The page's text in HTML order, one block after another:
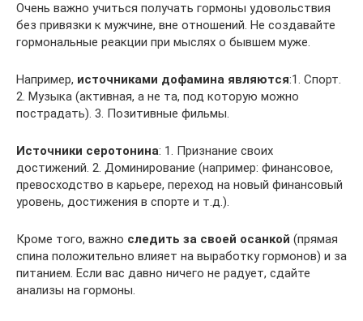
Очень важно учиться получать гормоны удовольствия
без привязки к мужчине, вне отношений. Не создавайте
гормональные реакции при мыслях о бывшем муже.
Например, источниками дофамина являются:1. Спорт.
2. Музыка (активная, а не та, под которую можно
пострадать). 3. Позитивные фильмы.
Источники серотонина: 1. Признание своих
достижений. 2. Доминирование (например: финансовое,
превосходство в карьере, переход на новый финансовый
уровень, достижения в спорте и т.д.).
Кроме того, важно следить за своей осанкой (прямая
спина положительно влияет на выработку гормонов) и за
питанием. Если вас давно ничего не радует, сдайте
анализы на гормоны.